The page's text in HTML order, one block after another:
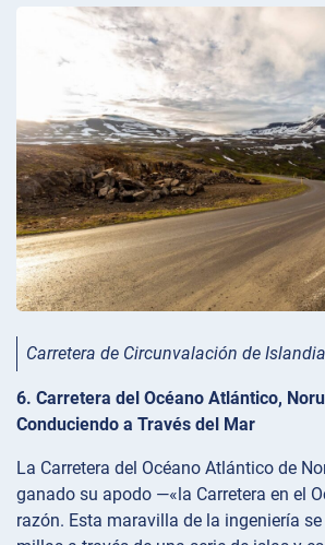
Carretera de Circunvalación de Islandia
6. Carretera del Océano Atlántico,
Conduciendo a Través del Mar
La Carretera del Océano Atlántico de
ganado su apodo —«la Carretera en el
razón. Esta maravilla de la ingeniería